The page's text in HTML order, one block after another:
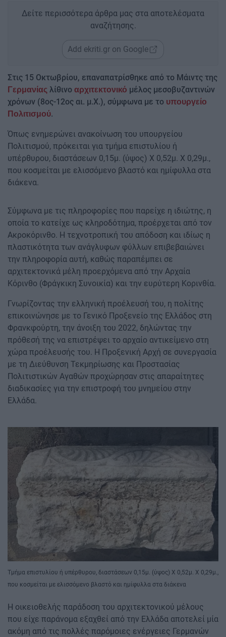
Δείτε περισσότερα άρθρα μας στα αποτελέσματα
αναζήτησης.
Add ekriti.gr on Google
Στις 15 Οκτωβρίου, επαναπατρίσθηκε από το Μάιντς της
Γερμανίας λίθινο αρχιτεκτονικό μέλος μεσοβυζαντινών
χρόνων (8ος-12ος αι. μ.Χ.), σύμφωνα με το υπουργείο
Πολιτισμού.
Όπως ενημερώνει ανακοίνωση του υπουργείου
Πολιτισμού, πρόκειται για τμήμα επιστυλίου ή
υπέρθυρου, διαστάσεων 0,15μ. (ύψος) Χ 0,52μ. Χ 0,29μ.,
που κοσμείται με ελισσόμενο βλαστό και ημίφυλλα στα
διάκενα.
Σύμφωνα με τις πληροφορίες που παρείχε η ιδιώτης, η
οποία το κατείχε ως κληροδότημα, προέρχεται από τον
Ακροκόρινθο. Η τεχνοτροπική του απόδοση και ιδίως η
πλαστικότητα των ανάγλυφων φύλλων επιβεβαιώνει
την πληροφορία αυτή, καθώς παραπέμπει σε
αρχιτεκτονικά μέλη προερχόμενα από την Αρχαία
Κόρινθο (Φράγκικη Συνοικία) και την ευρύτερη Κορινθία.
Γνωρίζοντας την ελληνική προέλευσή του, η πολίτης
επικοινώνησε με το Γενικό Προξενείο της Ελλάδος στη
Φρανκφούρτη, την άνοιξη του 2022, δηλώντας την
πρόθεσή της να επιστρέψει το αρχαίο αντικείμενο στη
χώρα προέλευσής του. Η Προξενική Αρχή σε συνεργασία
με τη Διεύθυνση Τεκμηρίωσης και Προστασίας
Πολιτιστικών Αγαθών προχώρησαν στις απαραίτητες
διαδικασίες για την επιστροφή του μνημείου στην
Ελλάδα.
Tμήμα επιστυλίου ή υπέρθυρου, διαστάσεων 0,15μ. (ύψος) Χ 0,52μ. Χ 0,29μ.,
που κοσμείται με ελισσόμενο βλαστό και ημίφυλλα στα διάκενα
Η οικειοθελής παράδοση του αρχιτεκτονικού μέλους
που είχε παράνομα εξαχθεί από την Ελλάδα αποτελεί μία
ακόμη από τις πολλές παρόμοιες ενέργειες Γερμανών